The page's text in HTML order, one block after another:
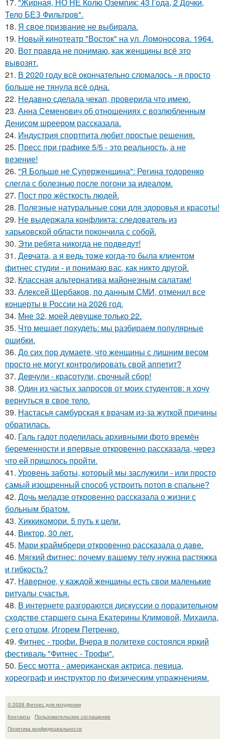
Тело БЕЗ Фильтров".
18. Я свое призвание не выбирала.
19. Новый кинотеатр "Восток" на ул. Ломоносова. 1964.
20. Вот правда не понимаю, как женщины всё это
вывозят.
21. В 2020 году всё окончательно сломалось - я просто
больше не тянула всё одна.
22. Недавно сделала чекап, проверила что имею.
23. Анна Семенович об отношениях с возлюбленным
Денисом шреером рассказала.
24. Индустрия спортпита любит простые решения.
25. Пресс при графике 5/5 - это реальность, а не
везение!
26. "Я Больше не Суперженщина": Регина тодоренко
слегла с болезнью после погони за идеалом.
27. Пост про жёсткость людей.
28. Полезные натуральные соки для здоровья и красоты!
29. Не выдержала конфликта: следователь из
харьковской области покончила с собой.
30. Эти ребята никогда не подведут!
31. Девчата, а я ведь тоже когда-то была клиентом
фитнес студии - и понимаю вас, как никто другой.
32. Классная альтернатива майонезным салатам!
33. Алексей Щербаков, по данным СМИ, отменил все
концерты в России на 2026 год.
34. Мне 32, моей девушке только 22.
35. Что мешает похудеть: мы разбираем популярные
ошибки.
36. До сих пор думаете, что женщины с лишним весом
просто не могут контролировать свой аппетит?
37. Девчули - красотули, срочный сбор!
38. Один из частых запросов от моих студентов: я хочу
вернуться в свое тело.
39. Настасья самбурская к врачам из-за жуткой причины
обратилась.
40. Галь гадот поделилась архивными фото времён
беременности и впервые откровенно рассказала, через
что ей пришлось пройти.
41. Уровень заботы, который мы заслужили - или просто
самый изощренный способ устроить потоп в спальне?
42. Дочь меладзе откровенно рассказала о жизни с
больным братом.
43. Хиккикомори. 5 путь к цели.
44. Виктор, 30 лет.
45. Мари краймбрери откровенно рассказала о даве.
46. Мягкий фитнес: почему вашему телу нужна растяжка
и гибкость?
47. Наверное, у каждой женщины есть свои маленькие
ритуалы счастья.
48. В интернете разгораются дискуссии о поразительном
сходстве старшего сына Екатерины Климовой, Михаила,
с его отцом, Игорем Петренко.
49. Фитнес - трофи. Вчера в политехе состоялся яркий
фестиваль "Фитнес - Трофи".
50. Бесс мотта - американская актриса, певица,
хореограф и инструктор по физическим упражнениям.
© 2026 Фитнес для похудения
Контакты
Пользовательское соглашение
Политика конфидециальности